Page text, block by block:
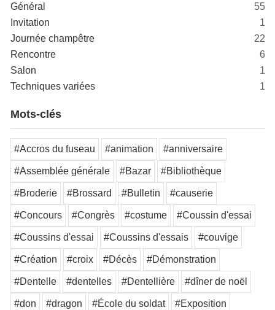
Général
55
Invitation
1
Journée champêtre
22
Rencontre
6
Salon
1
Techniques variées
1
Mots-clés
#Accros du fuseau #animation #anniversaire
#Assemblée générale #Bazar #Bibliothèque
#Broderie #Brossard #Bulletin #causerie
#Concours #Congrès #costume #Coussin d'essai
#Coussins d'essai #Coussins d'essais #couvige
#Création #croix #Décès #Démonstration
#Dentelle #dentelles #Dentellière #dîner de noël
#don #dragon #École du soldat #Exposition